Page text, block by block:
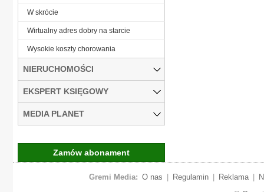
W skrócie
Wirtualny adres dobry na starcie
Wysokie koszty chorowania
NIERUCHOMOŚCI
EKSPERT KSIĘGOWY
MEDIA PLANET
Zamów abonament
Gremi Media: O nas Regulamin Reklama